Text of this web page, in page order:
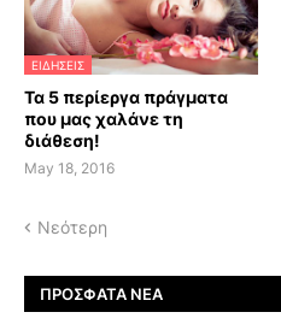
ΕΙΔΗΣΕΙΣ
Τα 5 περίεργα πράγματα
που μας χαλάνε τη
διάθεση!
May 18, 2016
Νεότερη
ΠΡΌΣΦΑΤΑ ΝΈΑ